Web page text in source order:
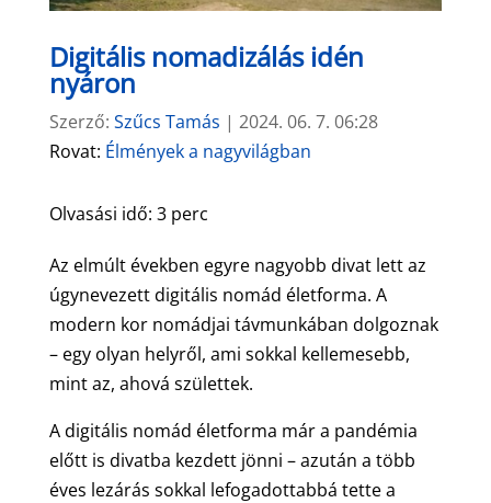
Digitális nomadizálás idén
nyáron
Szerző: Szűcs Tamás | 2024. 06. 7. 06:28
Rovat: Élmények a nagyvilágban
Olvasási idő: 3 perc
Az elmúlt években egyre nagyobb divat lett az
úgynevezett digitális nomád életforma. A
modern kor nomádjai távmunkában dolgoznak
– egy olyan helyről, ami sokkal kellemesebb,
mint az, ahová születtek.
A digitális nomád életforma már a pandémia
előtt is divatba kezdett jönni – azután a több
éves lezárás sokkal lefogadottabbá tette a